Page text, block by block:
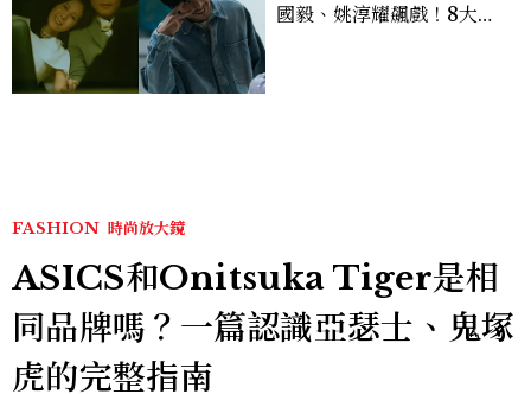
國毅、姚淳耀飆戲！8大看
FASHION 時尚放大鏡
ASICS和Onitsuka Tiger是相
同品牌嗎？一篇認識亞瑟士、鬼塚
虎的完整指南